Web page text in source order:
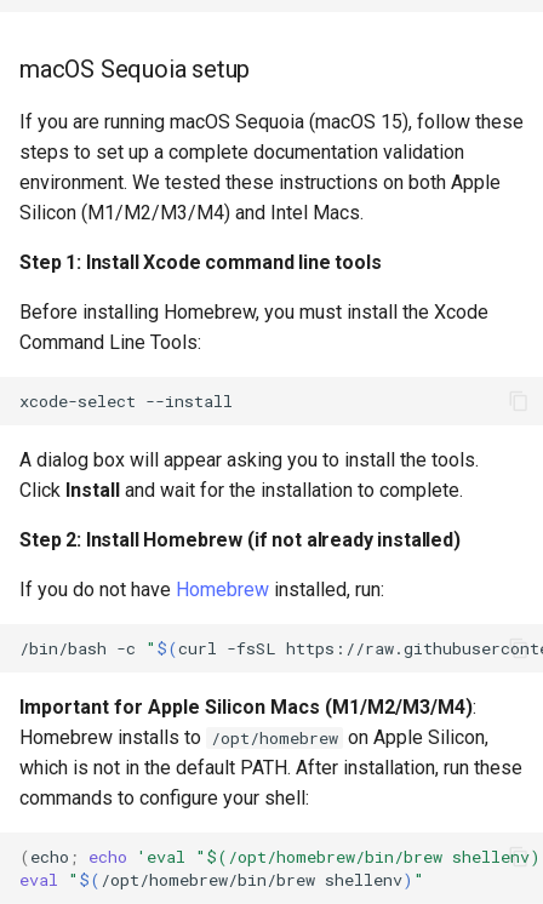
macOS Sequoia setup
If you are running macOS Sequoia (macOS 15), follow these
steps to set up a complete documentation validation
environment. We tested these instructions on both Apple
Silicon (M1/M2/M3/M4) and Intel Macs.
Step 1: Install Xcode command line tools
Before installing Homebrew, you must install the Xcode
Command Line Tools:
xcode-select
A dialog box will appear asking you to install the tools.
Click Install and wait for the installation to complete.
Step 2: Install Homebrew (if not already installed)
If you do not have Homebrew installed, run:
/bin/bash -c " $(curl -fsSL https://
Important for Apple Silicon Macs (M1/M2/M3/M4):
Homebrew installs to /opt/homebrew on Apple Silicon,
which is not in the default PATH. After installation, run these
commands to configure your shell:
( echo ; echo
'eval "$(/opt/homebrew/bin/brew
eval
" $( /opt/homebrew/bin/brew shellenv) "